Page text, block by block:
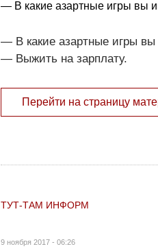
— В какие азартные игры вы
— В какие азартные игры вы
— Выжить на зарплату.
Перейти на страницу
ТУТ-ТАМ ИНФОРМ
9 ноября 2017 - 06:26